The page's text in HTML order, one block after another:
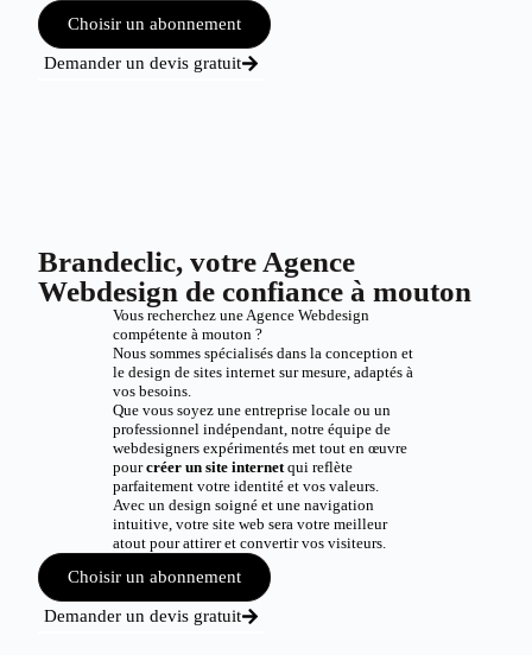
Choisir un abonnement
Demander un devis gratuit
Brandeclic, votre Agence
Webdesign de confiance à mouton
Vous recherchez une Agence Webdesign
compétente à mouton ?
Nous sommes spécialisés dans la conception et
le design de sites internet sur mesure, adaptés à
vos besoins.
Que vous soyez une entreprise locale ou un
professionnel indépendant, notre équipe de
webdesigners expérimentés met tout en œuvre
pourcréer un site internetqui reflète
parfaitement votre identité et vos valeurs.
Avec un design soigné et une navigation
intuitive, votre site web sera votre meilleur
atout pour attirer et convertir vos visiteurs.
Choisir un abonnement
Demander un devis gratuit